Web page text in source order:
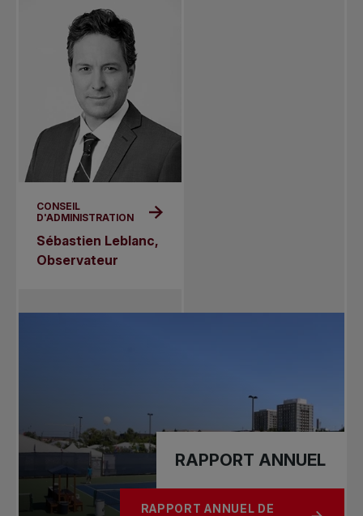
CONSEIL
D'ADMINISTRATION
Sébastien Leblanc,
Observateur
RAPPORT ANNUEL
RAPPORT ANNUEL DE